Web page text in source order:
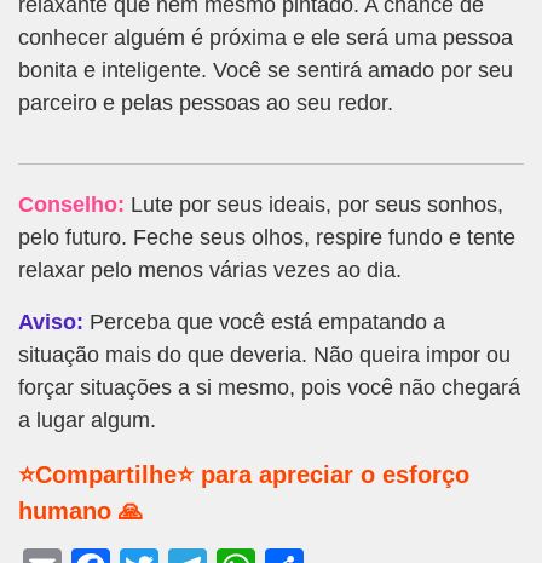
conhecer alguém é próxima e ele será uma pessoa
bonita e inteligente. Você se sentirá amado por seu
parceiro e pelas pessoas ao seu redor.
Conselho: Lute por seus ideais, por seus sonhos,
pelo futuro. Feche seus olhos, respire fundo e tente
relaxar pelo menos várias vezes ao dia.
Aviso: Perceba que você está empatando a
situação mais do que deveria. Não queira impor ou
forçar situações a si mesmo, pois você não chegará
a lugar algum.
⭐Compartilhe⭐ para apreciar o esforço
humano 🙏